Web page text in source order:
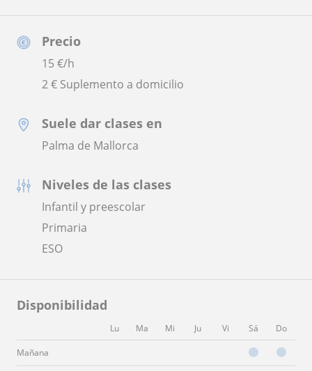
Precio
15€/h
2 € Suplemento a domicilio
Suele dar clases en
Palma de Mallorca
Niveles de las clases
Infantil y preescolar
Primaria
ESO
Disponibilidad
Lu Ma Mi Ju Vi Sá Do
Mañana